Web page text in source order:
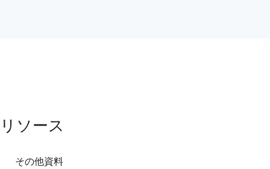
リソース
その他資料